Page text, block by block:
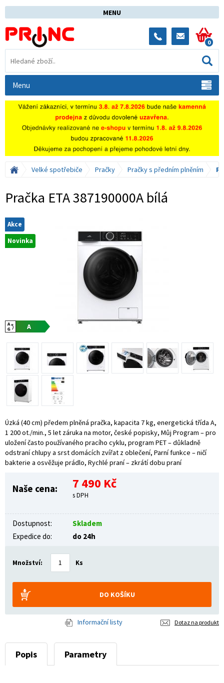
MENU
0
Menu
Velké spotřebiče Pračky Pračky s předním plněním
Pračka ETA 387190000A bílá
Akce
Novinka
Úzká (40 cm) předem plněná pračka, kapacita 7 kg, energetická třída A,
1 200 ot./min., 5 let záruka na motor, české popisky, Můj Program – pro
uložení často používaného pracího cyklu, program PET – důkladně
odstraní chlupy a srst domácích zvířat z oblečení, Parní funkce – ničí
bakterie a osvěžuje prádlo, Rychlé praní – zkrátí dobu praní
Naše cena: 7 490 Kč
s DPH
Dostupnost:
Skladem
Expedice do:
do 24h
Množství: Ks
Informační listy Dotaz na produkt
Popis Parametry